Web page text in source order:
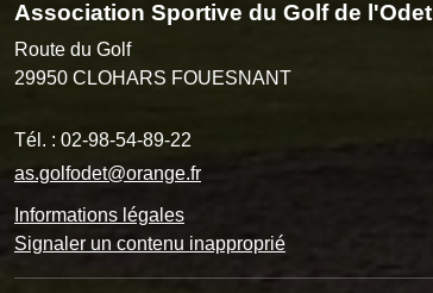
Association Sportive du Golf de l'Odet
Route du Golf
29950 CLOHARS FOUESNANT
Tél. : 02-98-54-89-22
as.golfodet@orange.fr
Informations légales
Signaler un contenu inapproprié